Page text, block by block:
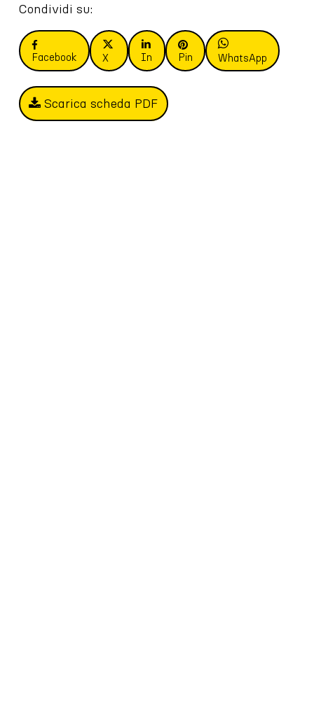
Condividi su:
Facebook X In Pin WhatsApp
Scarica scheda PDF